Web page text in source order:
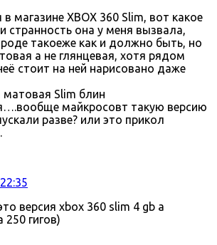
магазине XBOX 360 Slim, вот какое
странность она у меня вызвала,
такоеже как и должно быть, но
а не глянцевая, хотя рядом
стоит на ней нарисовано даже
матовая Slim блин
майкросовт такую версию
разве? или это прикол
версия xbox 360 slim 4 gb а
250 гигов)